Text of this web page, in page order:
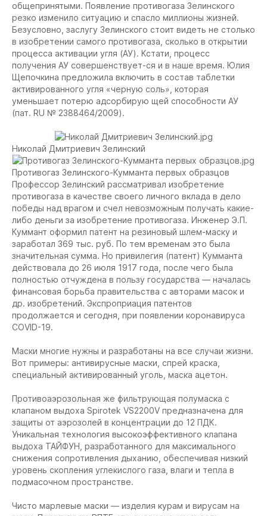
общепринятыми. Появление противогаза Зелинского
резко изменило ситуацию и спасло миллионы жизней.
Безусловно, заслугу Зелинского стоит видеть не столько
в изобретении самого противогаза, сколько в открытии
процесса активации угля (АУ). Кстати, процесс
получения АУ совершенствует-ся и в наше время. Юлия
Щепочкина предложила включить в состав таблетки
активированного угля «черную соль», которая
уменьшает потерю адсорбирую щей способности АУ
(пат. RU № 2388464/2009).
Николай Дмитриевич Зелинский
Противогаз Зелинского-Кумманта первых образцов
Профессор Зелинский рассматривал изобретение
противогаза в качестве своего личного вклада в дело
победы над врагом и счел невозможным получать какие-
либо деньги за изобретение противогаза. Инженер Э.П.
Куммант оформил патент на резиновый шлем-маску и
заработал 369 тыс. руб. По тем временам это была
значительная сумма. Но привилегия (патент) Кумманта
действовала до 26 июля 1917 года, после чего была
полностью отчуждена в пользу государства — началась
финансовая борьба правительства с авторами масок и
др. изобретений. Экспроприация патентов
продолжается и сегодня, при появлении коронавируса
COVID-19.
Маски многие нужны и разработаны на все случаи жизни.
Вот примеры: антивирусные маски, спрей краска,
специальный активированный уголь, маска ацетон.
Противоаэрозольная же фильтрующая полумаска с
клапаном выдоха Spirotek VS2200V предназначена для
защиты от аэрозолей в концентрации до 12 ПДК.
Уникальная технология высокоэффективного клапана
выдоха ТАЙФУН, разработанного для максимального
снижения сопротивления дыханию, обеспечивая низкий
уровень скопления углекислого газа, влаги и тепла в
подмасочном пространстве.
Чисто марлевые маски — изделия курам и вирусам на